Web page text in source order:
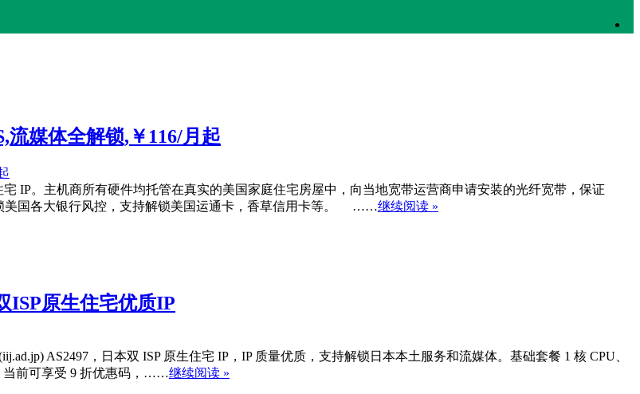
流媒体全解锁,￥116/月起
IP。主机商所有硬件均托管在真实的美国家庭住宅房屋中，向当地宽带运营商申请安装的光纤宽带，保证
美国各大银行风控，支持解锁美国运通卡，香草信用卡等。 ……继续阅读 »
ISP原生住宅优质IP
AS2497，日本双 ISP 原生住宅 IP，IP 质量优质，支持解锁日本本土服务和流媒体。基础套餐 1 核 CPU、
当前可享受 9 折优惠码，……继续阅读 »